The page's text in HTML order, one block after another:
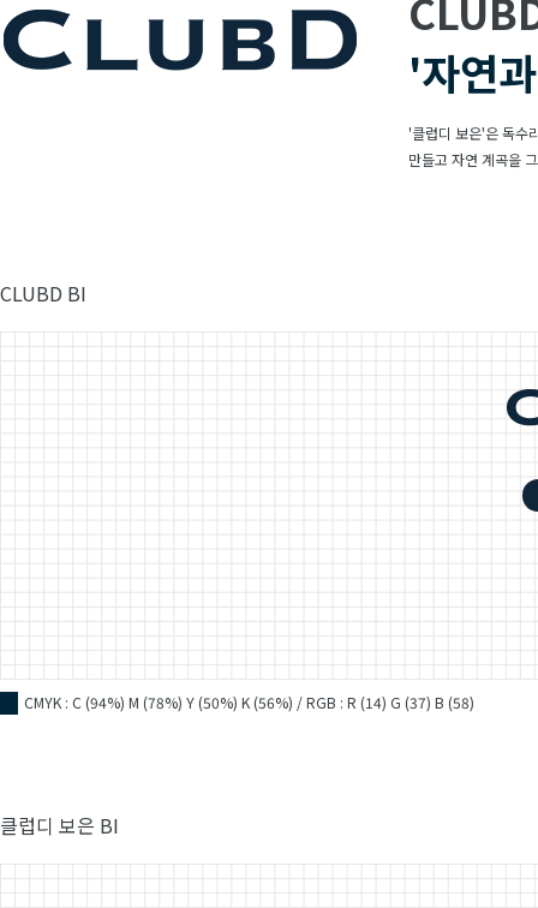
'자연
'클럽디 보은'은 독수
만들고 자연 계곡을
CLUBD BI
CMYK : C (94%) M (78%) Y (50%) K (56%) / RGB : R (14) G (37) B (58)
클럽디 보은 BI